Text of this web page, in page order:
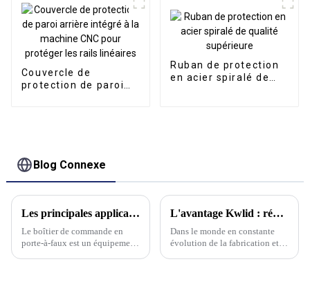
Couvercle de
protection de paroi
Ruban de protection
en acier spiralé de
Blog Connexe
Les principales applications et caractéristiques des boîtiers de commande en porte-à-faux
Le boîtier de commande en
porte-à-faux est un équipement
L'avantage Kwlid : révolutionner la purification industrielle grâce à la collecte électrostatique intelligente des brouillards d'huile
Dans le monde en constante
évolution de la fabrication et